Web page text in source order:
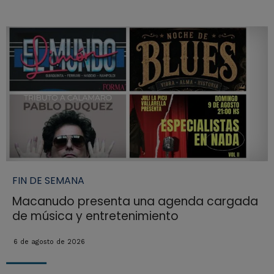
FIN DE SEMANA
Macanudo presenta una agenda cargada
de música y entretenimiento
6 de agosto de 2026